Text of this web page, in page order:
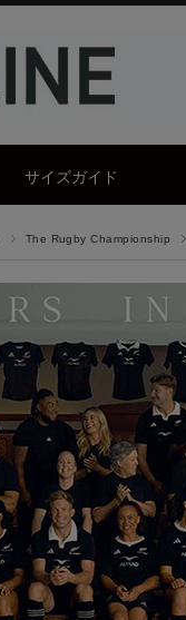
サイズガイド
The Rugby Championship